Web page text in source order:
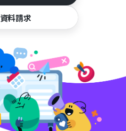
資料請求